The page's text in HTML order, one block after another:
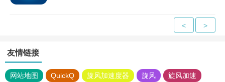
< >
友情链接
网站地图 QuickQ 旋风加速度器 旋风 旋风加速